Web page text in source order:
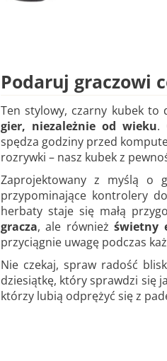
Podaruj graczowi
Ten stylowy, czarny kubek to
gier, niezależnie od wieku.
spędza godziny przed
rozrywki – nasz kubek z
Zaprojektowany z myślą o
przypominające kontrolery
herbaty staje się małą
gracza, ale równieżświetny
przyciągnie uwagę podczas
Nie czekaj, spraw radość
dziesiątkę, który sprawdzi się
którzy lubią odprężyć się z